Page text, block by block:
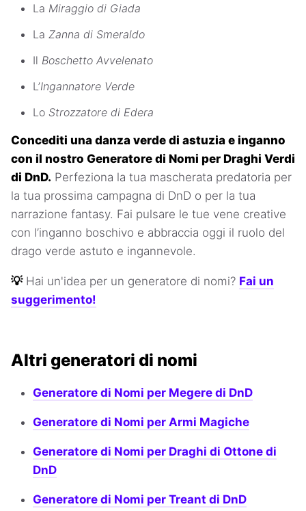
La Miraggio di Giada
La Zanna di Smeraldo
Il Boschetto Avvelenato
L’Ingannatore Verde
Lo Strozzatore di Edera
Concediti una danza verde di astuzia e inganno
con il nostro Generatore di Nomi per Draghi Verdi
di DnD. Perfeziona la tua mascherata predatoria per
la tua prossima campagna di DnD o per la tua
narrazione fantasy. Fai pulsare le tue vene creative
con l’inganno boschivo e abbraccia oggi il ruolo del
drago verde astuto e ingannevole.
💡 Hai un'idea per un generatore di nomi? Fai un
suggerimento!
Altri generatori di nomi
Generatore di Nomi per Megere di DnD
Generatore di Nomi per Armi Magiche
Generatore di Nomi per Draghi di Ottone di
DnD
Generatore di Nomi per Treant di DnD